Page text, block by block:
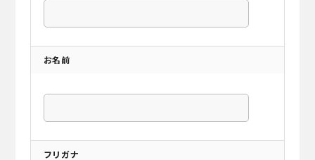
お名前
フリガナ